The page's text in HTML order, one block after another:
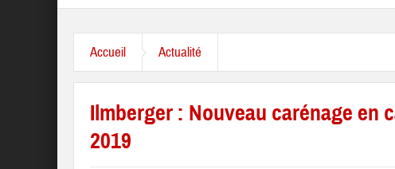
Accueil Actualité
Ilmberger : Nouveau carénage en
2019